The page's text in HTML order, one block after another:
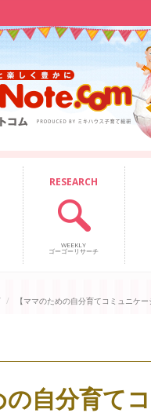
RESEARCH
WEEKLY
ゴーゴーリサーチ
【ママのための自分育てコミュニケ
の自分育て